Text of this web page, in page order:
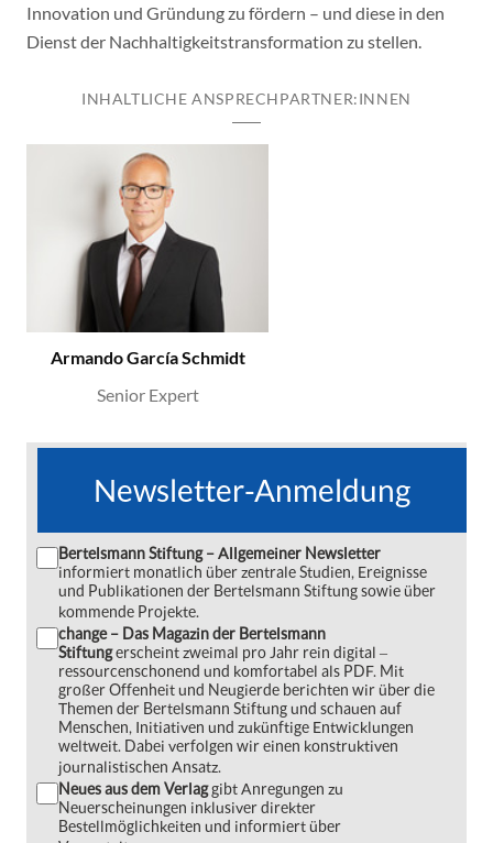
Innovation und Gründung zu fördern – und diese in den
Dienst der Nachhaltigkeitstransformation zu stellen.
INHALTLICHE ANSPRECHPARTNER:INNEN
Armando García Schmidt
Senior Expert
Newsletter-Anmeldung
Bertelsmann Stiftung – Allgemeiner Newsletter
informiert monatlich über zentrale Studien, Ereignisse
und Publikationen der Bertelsmann Stiftung sowie über
kommende Projekte.
change – Das Magazin der Bertelsmann
Stiftungerscheint zweimal pro Jahr rein digital ‒
ressourcenschonend und komfortabel als PDF. Mit
großer Offenheit und Neugierde berichten wir über die
Themen der Bertelsmann Stiftung und schauen auf
Menschen, Initiativen und zukünftige Entwicklungen
weltweit. Dabei verfolgen wir einen konstruktiven
journalistischen Ansatz.
Neues aus dem Verlaggibt Anregungen zu
Neuerscheinungen inklusiver direkter
Bestellmöglichkeiten und informiert über